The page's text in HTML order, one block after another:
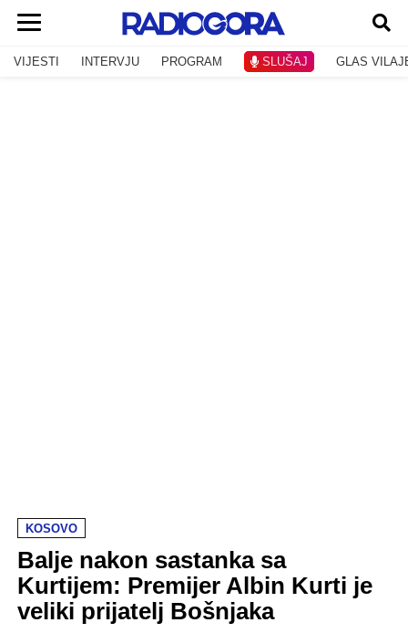
VIJESTI INTERVJU PROGRAM SLUŠAJ GLAS
KOSOVO
Balje nakon sastanka sa
Kurtijem: Premijer Albin Kurti je
veliki prijatelj Bošnjaka